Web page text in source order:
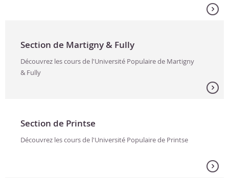
Section de Martigny & Fully
Découvrez les cours de l'Université Populaire de Martigny
& Fully
Section de Printse
Découvrez les cours de l'Université Populaire de Printse